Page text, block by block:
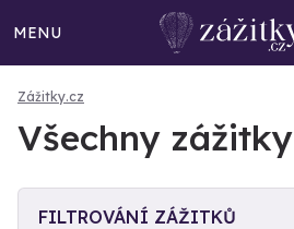
MENU
Zážitky.cz
Všechny zážitky
FILTROVÁNÍ ZÁŽITKŮ